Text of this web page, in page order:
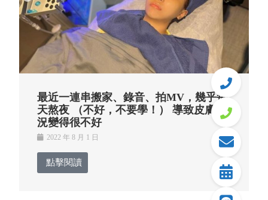
最近一連串搬家、錄音、拍MV，幾乎每
天熬夜 （不好，不要學！） 導致皮膚狀
況變得很不好
2022 年 8 月 1 日
點擊閱讀